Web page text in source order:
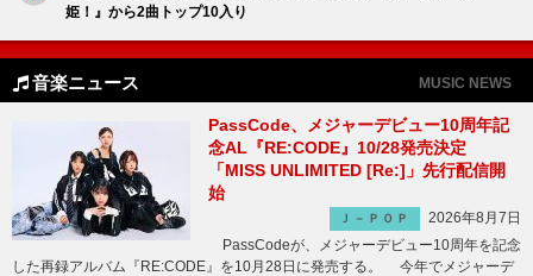
姫！』から2曲トップ10入り
音楽ニュース MUSIC NEWS
PassCode、メジャーデビュー10周年記
念AL『RE:CODE』10/28発売決定
「MISS UNLIMITED [Re:]」先行配信開
始
Ｊ－ＰＯＰ
2026年8月7日
PassCodeが、メジャーデビュー10周年を記念
した再録アルバム『RE:CODE』を10月28日に発売する。 今年でメジャーデ